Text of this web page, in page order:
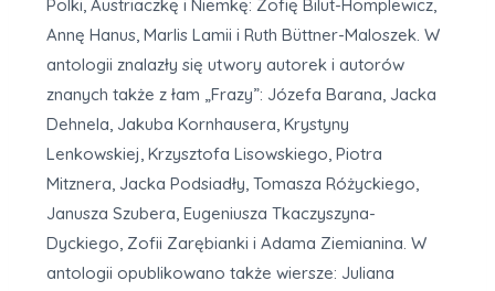
Polki, Austriaczkę i Niemkę: Zofię Bilut-Homplewicz,
Annę Hanus, Marlis Lamii i Ruth Büttner-Maloszek. W
antologii znalazły się utwory autorek i autorów
znanych także z łam „Frazy”: Józefa Barana, Jacka
Dehnela, Jakuba Kornhausera, Krystyny
Lenkowskiej, Krzysztofa Lisowskiego, Piotra
Mitznera, Jacka Podsiadły, Tomasza Różyckiego,
Janusza Szubera, Eugeniusza Tkaczyszyna-
Dyckiego, Zofii Zarębianki i Adama Ziemianina. W
antologii opublikowano także wiersze: Juliana